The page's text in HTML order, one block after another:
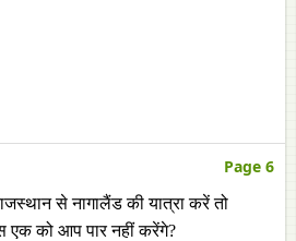
Page 6
से नागालैंड की यात्रा करें तो
एक को आप पार नहीं करेंगे?